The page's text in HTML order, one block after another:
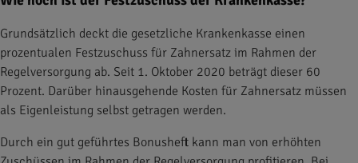
Grundsätzlich deckt die gesetzliche Krankenkasse einen
prozentualen Festzuschuss für Zahnersatz im Rahmen der
Regelversorgung ab. Seit 1. Oktober 2020 beträgt dieser 60
Prozent. Darüber hinausgehende Kosten für Zahnersatz müssen
als Eigenleistung selbst getragen werden.
Durch ein gut geführtes Bonusheft kann man von erhöhten